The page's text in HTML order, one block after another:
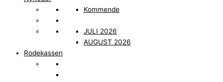
Kommende
JULI 2026
AUGUST 2026
Rodekassen